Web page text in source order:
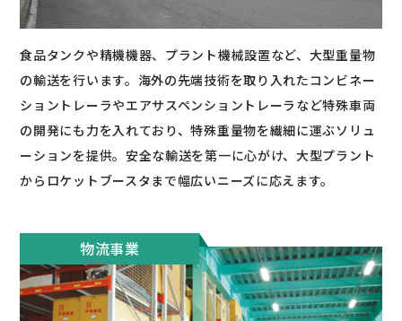
食品タンクや精機機器、プラント機械設置など、大型重量物
の輸送を行います。海外の先端技術を取り入れたコンビネー
ショントレーラやエアサスペンショントレーラなど特殊車両
の開発にも力を入れており、特殊重量物を繊細に運ぶソリュ
ーションを提供。安全な輸送を第一に心がけ、大型プラント
からロケットブースタまで幅広いニーズに応えます。
物流事業